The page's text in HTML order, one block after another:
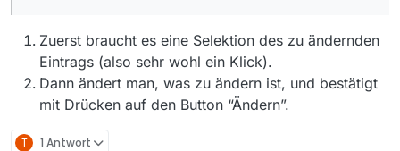
Zuerst braucht es eine Selektion des zu ändernden
Eintrags (also sehr wohl ein Klick).
Dann ändert man, was zu ändern ist, und bestätigt
mit Drücken auf den Button “Ändern”.
T 1 Antwort